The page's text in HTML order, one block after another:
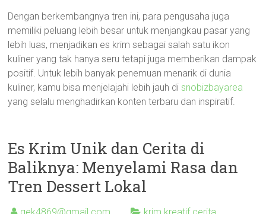
Dengan berkembangnya tren ini, para pengusaha juga
memiliki peluang lebih besar untuk menjangkau pasar yang
lebih luas, menjadikan es krim sebagai salah satu ikon
kuliner yang tak hanya seru tetapi juga memberikan dampak
positif. Untuk lebih banyak penemuan menarik di dunia
kuliner, kamu bisa menjelajahi lebih jauh di snobizbayarea
yang selalu menghadirkan konten terbaru dan inspiratif.
Es Krim Unik dan Cerita di
Baliknya: Menyelami Rasa dan
Tren Dessert Lokal